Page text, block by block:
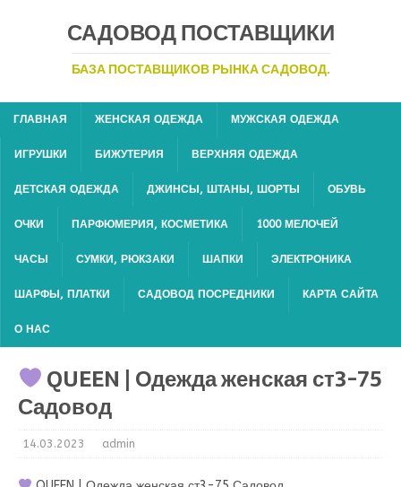
САДОВОД ПОСТАВЩИКИ
БАЗА ПОСТАВЩИКОВ РЫНКА САДОВОД.
ГЛАВНАЯ ЖЕНСКАЯ ОДЕЖДА МУЖСКАЯ ОДЕЖДА
ИГРУШКИ БИЖУТЕРИЯ ВЕРХНЯЯ ОДЕЖДА
ДЕТСКАЯ ОДЕЖДА ДЖИНСЫ, ШТАНЫ, ШОРТЫ ОБУВЬ
ОЧКИ ПАРФЮМЕРИЯ, КОСМЕТИКА 1000 МЕЛОЧЕЙ
ЧАСЫ СУМКИ, РЮКЗАКИ ШАПКИ ЭЛЕКТРОНИКА
ШАРФЫ, ПЛАТКИ САДОВОД ПОСРЕДНИКИ КАРТА САЙТА
О НАС
QUEEN | Одежда женская ст3-75
Садовод
14.03.2023 admin